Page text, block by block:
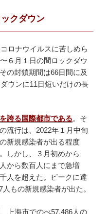
クダウン
ロナウイルスに苦しめら
６月１日の間ロックダウ
の封鎖期間は66日間に及
ウンに11日短いだけの長
誇る国際都市である。そ
流行は、2022年１月中旬
新規感染者が出る程度
しかし、３月初めから
から数百人にまで急増
人を超えた。ピークに達
もの新規感染者が出た。
上海市でのべ57,486人の